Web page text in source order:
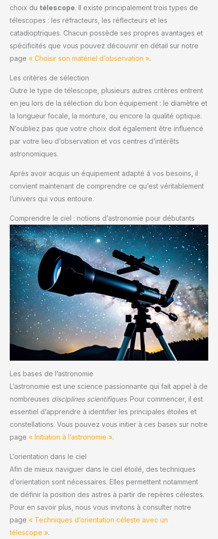
choix du télescope. Il existe principalement trois types de
télescopes : les réfracteurs, les réflecteurs et les
catadioptriques. Chacun possède ses propres avantages et
spécificités que vous pouvez découvrir en détail sur notre
page « Choisir son matériel d’observation ».
Les critères de sélection
Outre le type de télescope, plusieurs autres critères entrent
en jeu lors de la sélection du bon équipement : le diamètre et
la longueur focale, la monture, ou encore la qualité optique.
N’oubliez pas que votre choix doit également être influencé
par votre lieu d’observation et vos centres d’intérêts
astronomiques.
Après avoir acquis un équipement adapté à vos besoins, il
convient maintenant de comprendre ce qu’est véritablement
l’univers qui vous entoure.
Comprendre le ciel : notions d’astronomie pour débutants
Les bases de l’astronomie
L’astronomie est une science passionnante qui fait appel à de
nombreuses disciplines scientifiques. Pour commencer, il est
essentiel d’apprendre à identifier les principales étoiles et
constellations. Vous pouvez vous initier à ces bases sur notre
page « Initiation à l’astronomie ».
L’orientation dans le ciel
Afin de mieux naviguer dans le ciel étoilé, des techniques
d’orientation sont nécessaires. Elles permettent notamment
de définir la position des astres à partir de repères célestes.
Pour en savoir plus, nous vous invitons à consulter notre
page « Techniques d’orientation céleste avec un
télescope ».